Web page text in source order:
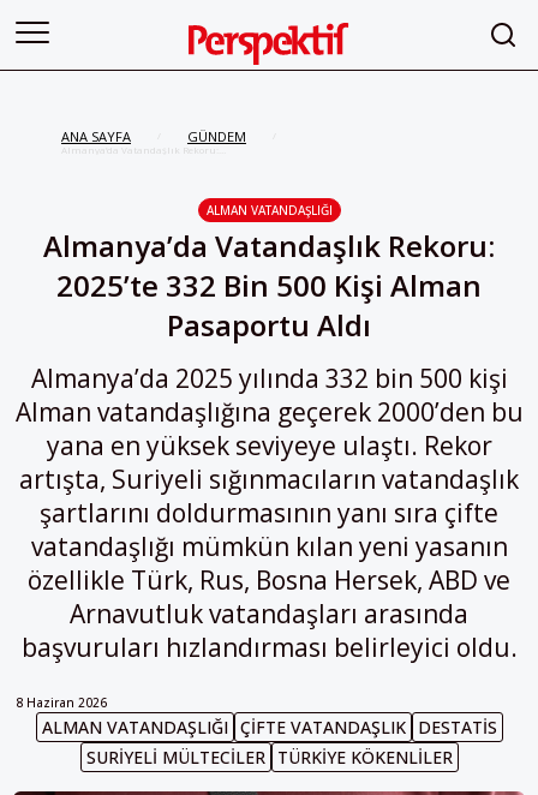
ANA SAYFA GÜNDEM
Almanya’da Vatandaşlık Rekoru:
ALMAN VATANDAŞLIĞI
Almanya’da Vatandaşlık Rekoru:
2025’te 332 Bin 500 Kişi Alman
Pasaportu Aldı
Almanya’da 2025 yılında 332 bin 500 kişi
Alman vatandaşlığına geçerek 2000’den bu
yana en yüksek seviyeye ulaştı. Rekor
artışta, Suriyeli sığınmacıların vatandaşlık
şartlarını doldurmasının yanı sıra çifte
vatandaşlığı mümkün kılan yeni yasanın
özellikle Türk, Rus, Bosna Hersek, ABD ve
Arnavutluk vatandaşları arasında
başvuruları hızlandırması belirleyici oldu.
8 Haziran 2026
ALMAN VATANDAŞLIĞI ÇIFTE VATANDAŞLIK
DESTATIS
SURIYELI MÜLTECILER
TÜRKIYE KÖKENLILER